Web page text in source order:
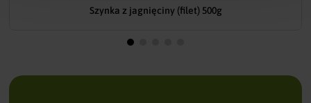
Szynka z jagnięciny (filet) 500g